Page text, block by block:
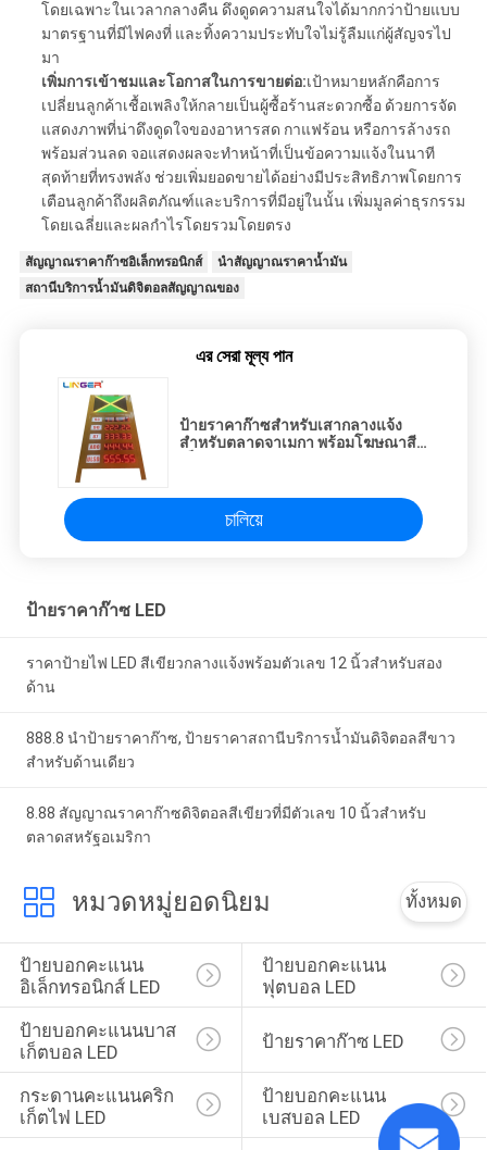
โดยเฉพาะในเวลากลางคืน ดึงดูดความสนใจได้มากกว่าป้ายแบบ
มาตรฐานที่มีไฟคงที่ และทิ้งความประทับใจไม่รู้ลืมแก่ผู้สัญจรไป
มา
เพิ่มการเข้าชมและโอกาสในการขายต่อ:เป้าหมายหลักคือการ
เปลี่ยนลูกค้าเชื้อเพลิงให้กลายเป็นผู้ซื้อร้านสะดวกซื้อ ด้วยการจัด
แสดงภาพที่น่าดึงดูดใจของอาหารสด กาแฟร้อน หรือการล้างรถ
พร้อมส่วนลด จอแสดงผลจะทำหน้าที่เป็นข้อความแจ้งในนาที
สุดท้ายที่ทรงพลัง ช่วยเพิ่มยอดขายได้อย่างมีประสิทธิภาพโดยการ
เตือนลูกค้าถึงผลิตภัณฑ์และบริการที่มีอยู่ในนั้น เพิ่มมูลค่าธุรกรรม
โดยเฉลี่ยและผลกำไรโดยรวมโดยตรง
สัญญาณราคาก๊าซอิเล็กทรอนิกส์
นำสัญญาณราคาน้ำมัน
สถานีบริการน้ำมันดิจิตอลสัญญาณของ
এর সেরা মূল্য পান
ป้ายราคาก๊าซสำหรับเสากลางแจ้ง
สำหรับตลาดจาเมกา พร้อมโฆษณาสี
চালিয়ে
ป้ายราคาก๊าซ LED
ราคาป้ายไฟ LED สีเขียวกลางแจ้งพร้อมตัวเลข 12 นิ้วสำหรับสอง
ด้าน
888.8 นำป้ายราคาก๊าซ, ป้ายราคาสถานีบริการน้ำมันดิจิตอลสีขาว
สำหรับด้านเดียว
8.88 สัญญาณราคาก๊าซดิจิตอลสีเขียวที่มีตัวเลข 10 นิ้วสำหรับ
ตลาดสหรัฐอเมริกา
หมวดหมู่ยอดนิยม ทั้งหมด
ป้ายบอกคะแนน
อิเล็กทรอนิกส์ LED
ป้ายบอกคะแนน
ฟุตบอล LED
ป้ายบอกคะแนนบาส
เก็ตบอล LED
ป้ายราคาก๊าซ LED
กระดานคะแนนคริก
เก็ตไฟ LED
ป้ายบอกคะแนน
เบสบอล LED